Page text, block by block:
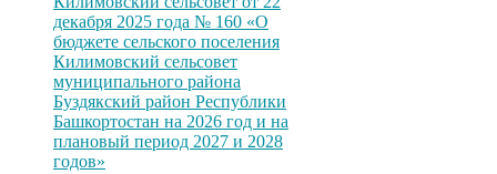
декабря 2025 года № 160 «О
бюджете сельского поселения
Килимовский сельсовет
муниципального района
Буздякский район Республики
Башкортостан на 2026 год и на
плановый период 2027 и 2028
годов»